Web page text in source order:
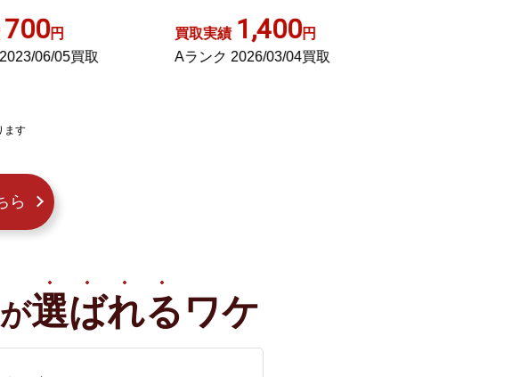
1,400
03/04買取
買取実績 1,000円
ABランク 2023/02/04買取
ます
ら
選ばれるワケ